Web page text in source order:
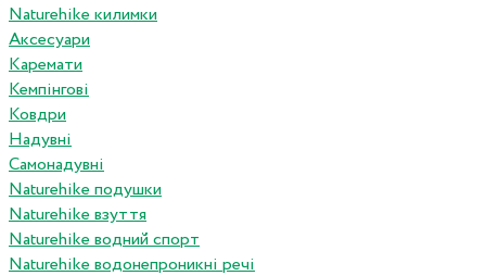
Naturehike килимки
Аксесуари
Каремати
Кемпінгові
Ковдри
Надувні
Самонадувні
Naturehike подушки
Naturehike взуття
Naturehike водний спорт
Naturehike водонепроникні речі